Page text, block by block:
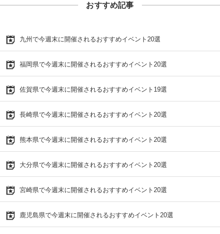
おすすめ記事
九州で今週末に開催されるおすすめイベント20選
福岡県で今週末に開催されるおすすめイベント20選
佐賀県で今週末に開催されるおすすめイベント19選
長崎県で今週末に開催されるおすすめイベント20選
熊本県で今週末に開催されるおすすめイベント20選
大分県で今週末に開催されるおすすめイベント20選
宮崎県で今週末に開催されるおすすめイベント20選
鹿児島県で今週末に開催されるおすすめイベント20選